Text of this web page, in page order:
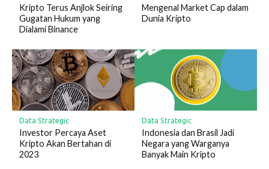
Kripto Terus Anjlok Seiring
Gugatan Hukum yang
Dialami Binance
Mengenal Market Cap dalam
Dunia Kripto
Data Strategic
Investor Percaya Aset
Kripto Akan Bertahan di
2023
Data Strategic
Indonesia dan Brasil Jadi
Negara yang Warganya
Banyak Main Kripto